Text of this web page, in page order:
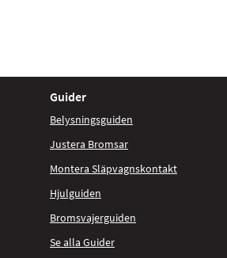
Guider
Belysningsguiden
Justera Bromsar
Montera Släpvagnskontakt
Hjulguiden
Bromsvajerguiden
Se alla Guider